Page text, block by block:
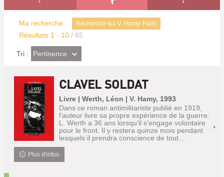
Ma recherche : Recherche sur V. Hamy. Paris
Résultats 1 - 10 / 65
Tri : (Effet
imédiat)
Pertinence
CLAVEL SOLDAT
Livre | Werth, Léon | V. Hamy, 1993
Dans ce roman antimilitariste publié en 1919,
l'auteur livre sa propre expérience de la guerre.
L. Werth a 36 ans lorsqu'il s'engage volontaire
pour le front. Il y restera quinze mois pendant
lesquels il prendra conscience de tout...
Plus d'infos